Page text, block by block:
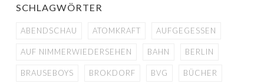
SCHLAGWÖRTER
ABENDSCHAU ATOMKRAFT AUFGEGESSEN
AUF NIMMERWIEDERSEHEN BAHN BERLIN
BRAUSEBOYS BROKDORF BVG BÜCHER